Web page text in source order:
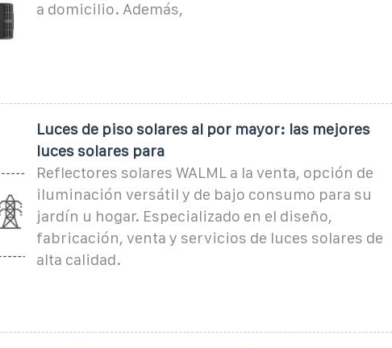
a domicilio. Además,
Luces de piso solares al por mayor: las mejores
luces solares para
Reflectores solares WALML a la venta, opción de
iluminación versátil y de bajo consumo para su
jardín u hogar. Especializado en el diseño,
fabricación, venta y servicios de luces solares de
alta calidad.